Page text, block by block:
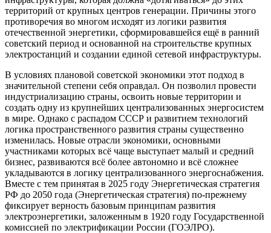
территорий от крупных центров генерации. Причины этого
противоречия во многом исходят из логики развития
отечественной энергетики, сформировавшейся ещё в ранний
советский период и основанной на строительстве крупных
электростанций и создании единой сетевой инфраструктуры.
В условиях плановой советской экономики этот подход в
значительной степени себя оправдал. Он позволил провести
индустриализацию страны, освоить новые территории и
создать одну из крупнейших централизованных энергосистем
в мире. Однако с распадом СССР и развитием технологий
логика пространственного развития страны существенно
изменилась. Новые отрасли экономики, основными
участниками которых всё чаще выступает малый и средний
бизнес, развиваются всё более автономно и всё сложнее
укладываются в логику централизованного энергоснабжения.
Вместе с тем принятая в 2025 году Энергетическая стратегия
РФ до 2050 года (Энергетическая стратегия) по-прежнему
фиксирует верность базовым принципам развития
электроэнергетики, заложенным в 1920 году Государственной
комиссией по электрификации России (ГОЭЛРО).